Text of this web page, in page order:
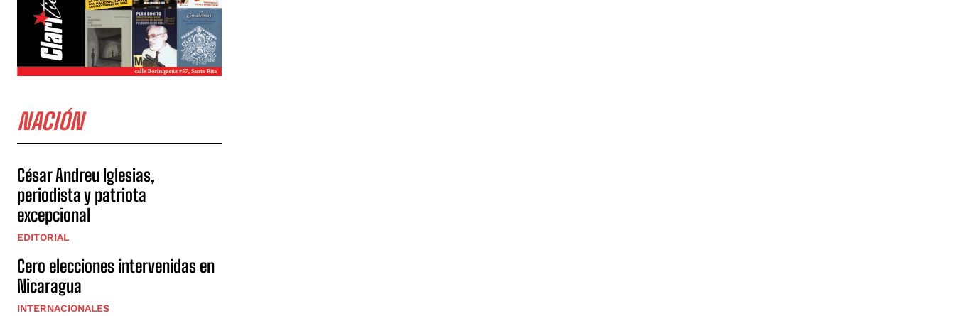
NACIÓN
César Andreu Iglesias,
periodista y patriota
excepcional
EDITORIAL
Cero elecciones intervenidas en
Nicaragua
INTERNACIONALES